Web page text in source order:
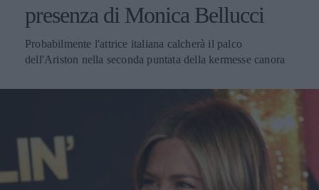
presenza di Monica Bellucci
Probabilmente l'attrice italiana calcherà il palco
dell'Ariston nella seconda puntata della kermesse canora